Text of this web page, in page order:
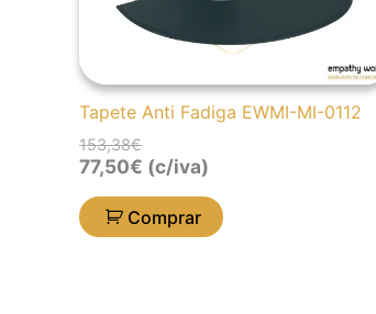
Tapete Anti Fadiga EWMI-MI-0112
153,38€
77,50€ (c/iva)
Comprar